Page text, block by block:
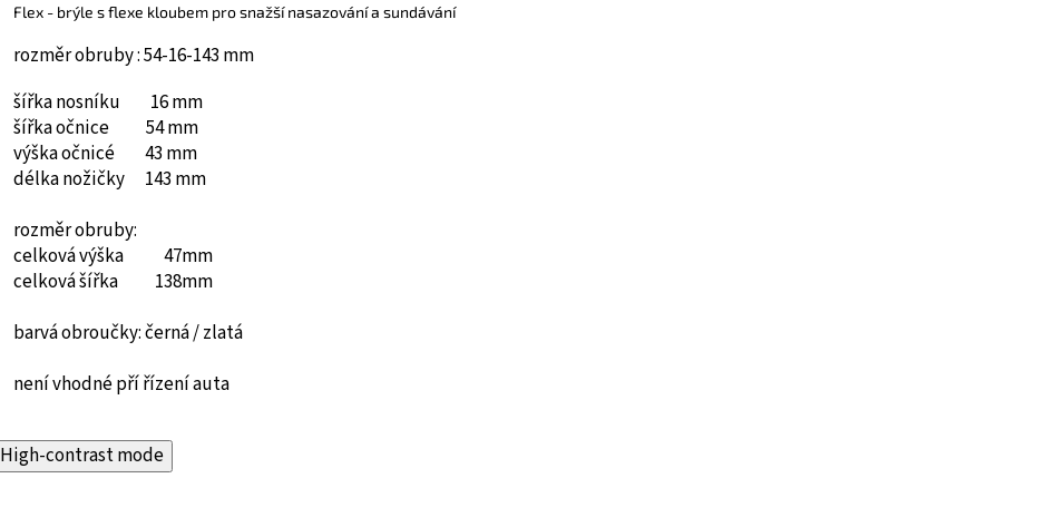
Flex - brýle s flexe kloubem pro snažší nasazování a sundávání
rozměr obruby : 54-16-143 mm
šířka nosníku 16 mm
šířka očnice 54 mm
výška očnicé 43 mm
délka nožičky 143 mm
rozměr obruby:
celková výška 47mm
celková šířka 138mm
barvá obroučky: černá / zlatá
není vhodné pří řízení auta
High-contrast mode